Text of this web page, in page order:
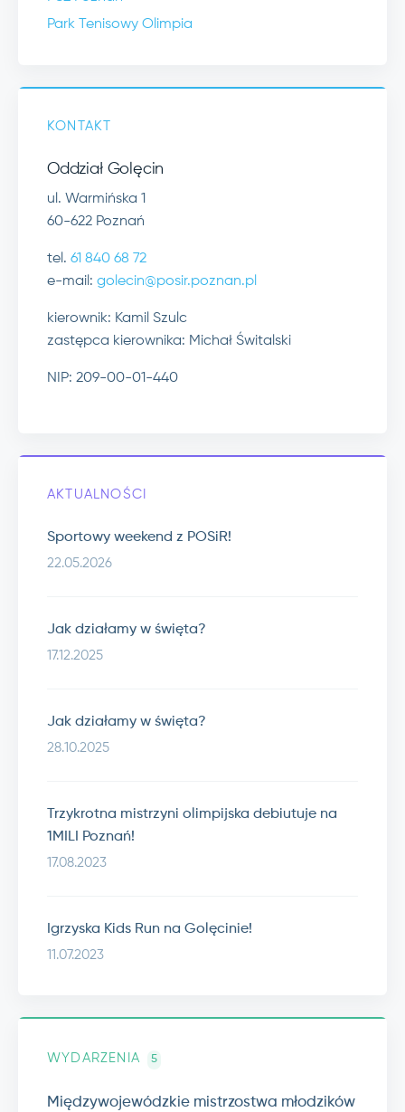
Park Tenisowy Olimpia
KONTAKT
Oddział Golęcin
ul. Warmińska 1
60-622 Poznań
tel. 61 840 68 72
e-mail: golecin@posir.poznan.pl
kierownik: Kamil Szulc
zastępca kierownika: Michał Świtalski
NIP: 209-00-01-440
AKTUALNOŚCI
Sportowy weekend z POSiR!
22.05.2026
Jak działamy w święta?
17.12.2025
Jak działamy w święta?
28.10.2025
Trzykrotna mistrzyni olimpijska debiutuje na
1MILI Poznań!
17.08.2023
Igrzyska Kids Run na Golęcinie!
11.07.2023
WYDARZENIA 5
Międzywojewódzkie mistrzostwa młodzików